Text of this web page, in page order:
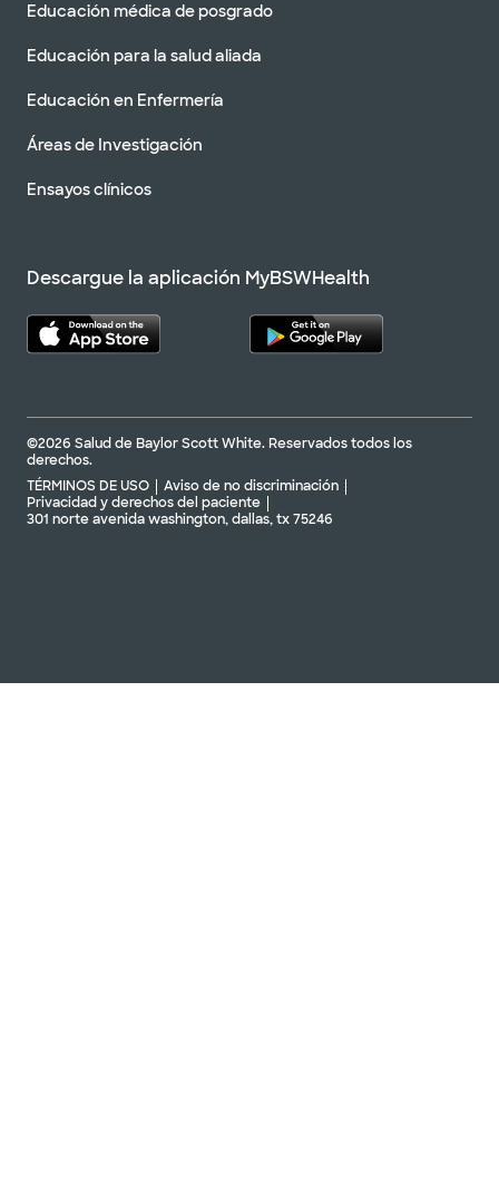
Educación médica de posgrado
Educación para la salud aliada
Educación en Enfermería
Áreas de Investigación
Ensayos clínicos
Descargue la aplicación MyBSWHealth
©2026 Salud de Baylor Scott White. Reservados todos los
derechos.
TÉRMINOS DE USO
Aviso de no discriminación
Privacidad y derechos del paciente
301 norte avenida washington, dallas, tx 75246